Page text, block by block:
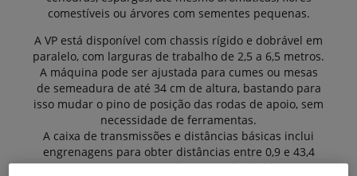
comestíveis ou árvores com sementes pequenas.
A VP está disponível com chassis rígido e dobrável em
paralelo, com larguras de trabalho de 2,5 a 6,5 metros.
A máquina pode ser ajustada para cumes ou mesas
de semeadura de até 34 cm de altura, bastando para
isso mudar o pino de posição das rodas de apoio, sem
necessidade de ferramentas.
A caixa de transmissões e distâncias básicas inclui
engrenagens para obter distâncias entre 0,9 e 43,4
cm. As engrenagens podem ser substituídas sem